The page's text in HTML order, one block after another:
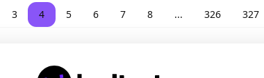
3 4 5 6 7 8 ... 326 327